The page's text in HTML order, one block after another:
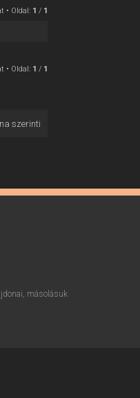
• Oldal: 1 / 1
• Oldal: 1 / 1
szerinti
másolásuk